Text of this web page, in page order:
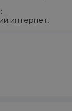
интернет.